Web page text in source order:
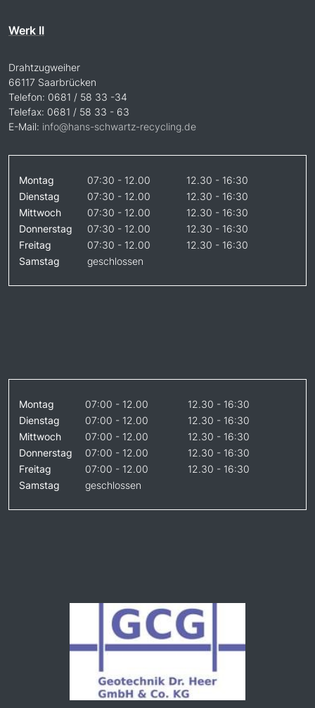
Werk II
Drahtzugweiher
66117 Saarbrücken
Telefon: 0681 / 58 33 -34
Telefax: 0681 / 58 33 - 63
E-Mail: info@hans-schwartz-recycling.de
Montag 07:30 - 12.00
12.30 - 16:30
Dienstag
07:30 - 12.00
12.30 - 16:30
Mittwoch
07:30 - 12.00
12.30 - 16:30
Donnerstag
07:30 - 12.00
12.30 - 16:30
Freitag
07:30 - 12.00
12.30 - 16:30
Samstag
geschlossen
Montag 07:00 - 12.00
12.30 - 16:30
Dienstag
07:00 - 12.00
12.30 - 16:30
Mittwoch
07:00 - 12.00
12.30 - 16:30
Donnerstag
07:00 - 12.00
12.30 - 16:30
Freitag
07:00 - 12.00
12.30 - 16:30
Samstag
geschlossen